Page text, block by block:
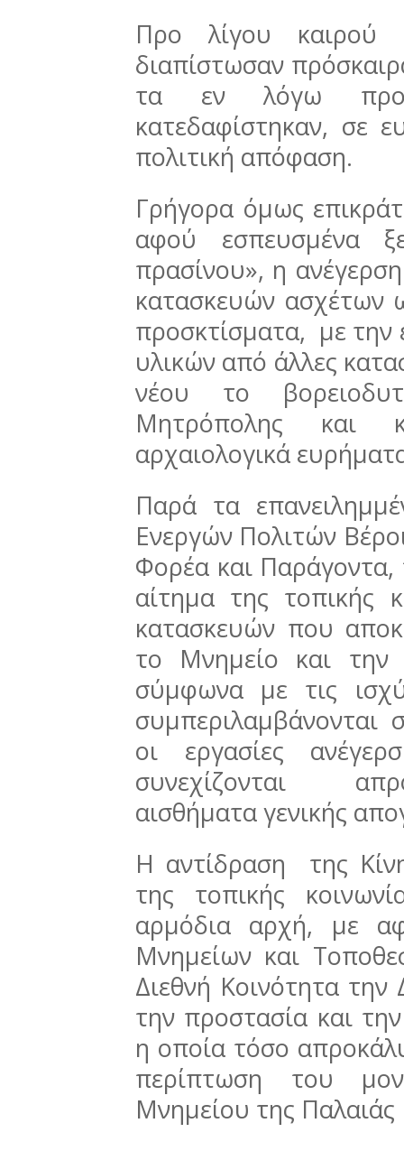
Προ λίγου καιρού
διαπίστωσαν
τα εν λόγω
κατεδαφίστηκαν, σε
πολιτική απόφαση.
Γρήγορα όμως
αφού εσπευσμένα
πρασίνου», η
κατασκευών ασχέτων
προσκτίσματα, με
υλικών από άλλες
νέου το
Μητρόπολης και
αρχαιολογικά
Παρά τα
Ενεργών Πολιτών
Φορέα και
αίτημα της τοπικής
κατασκευών που
το Μνημείο και την
σύμφωνα με τις
συμπεριλαμβάνονται
οι εργασίες
συνεχίζονται
αισθήματα γενικής
Η αντίδραση της
της τοπικής
αρμόδια αρχή, με
Μνημείων και
Διεθνή Κοινότητα την
την προστασία και
η οποία τόσο
περίπτωση του
Μνημείου της